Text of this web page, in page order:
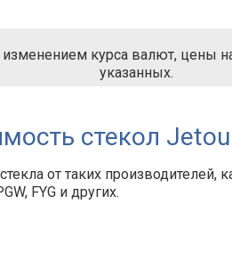
курса валют, цены на
указанных.
стекол
от таких производителей,
FYG и других.